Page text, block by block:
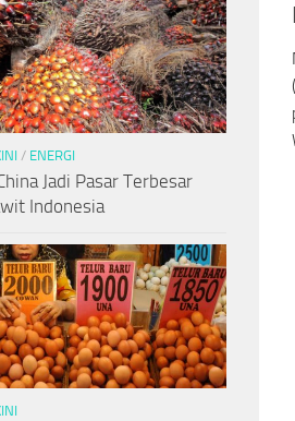
/ ENERGI
Jadi Pasar Terbesar
Indonesia